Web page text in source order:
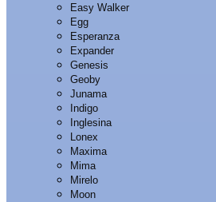
Easy Walker
Egg
Esperanza
Expander
Genesis
Geoby
Junama
Indigo
Inglesina
Lonex
Maxima
Mima
Mirelo
Moon